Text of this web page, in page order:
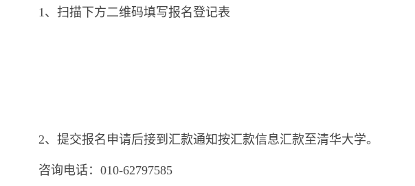
1、扫描下方二维码填写报名登记表
2、提交报名申请后接到汇款通知按汇款信息汇款至清华大学。
咨询电话：010-62797585